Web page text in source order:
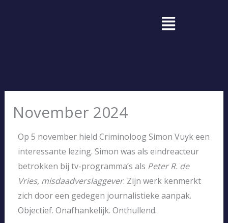
Menu
November 2024
Op 5 november hield Criminoloog Simon Vuyk een
interessante lezing. Simon was als eindreacteur
betrokken bij tv-programma’s als Peter R. de
Vries, misdaadverslaggever. Zijn werk kenmerkt
zich door een gedegen journalistieke aanpak.
Objectief. Onafhankelijk. Onthullend.